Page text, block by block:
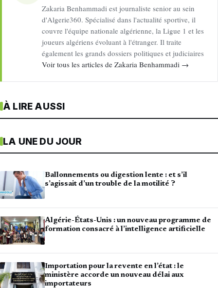
Zakaria Benhammadi est journaliste senior au sein
d'Algerie360. Spécialisé dans l'actualité sportive, il
couvre l'équipe nationale algérienne, la Ligue 1 et les
joueurs algériens évoluant à l'étranger. Il traite
également les grands dossiers politiques et judiciaires
Voir tous les articles de Zakaria Benhammadi →
À LIRE AUSSI
LA UNE DU JOUR
Ballonnements ou digestion lente : et s’il
s’agissait d’un trouble de la motilité ?
Algérie-États-Unis : un nouveau programme de
formation consacré à l’intelligence artificielle
Importation pour la revente en l’état : le
ministère accorde un nouveau délai aux
importateurs